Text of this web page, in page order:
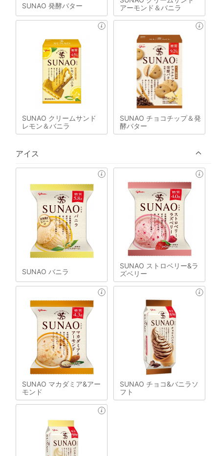
SUNAO 発酵バター
アーモンド＆バニラ
SUNAO クリームサンド
レモン＆バニラ
SUNAO チョコチップ＆発
酵バター
アイス
SUNAO バニラ
SUNAO ストロベリー&ラ
ズベリー
SUNAO マカダミア&アー
モンド
SUNAO チョコ&バニラソ
フト